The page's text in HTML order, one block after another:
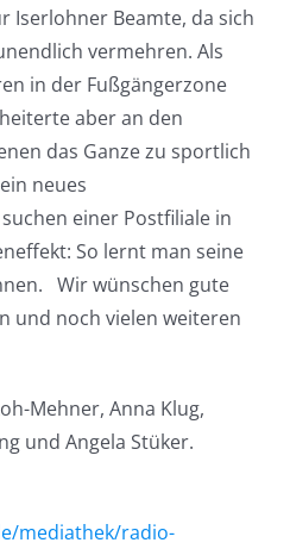
Iserlohner Beamte, da sich
vermehren. Als
in der Fußgängerzone
aber an den
das Ganze zu sportlich
neues
einer Postfiliale in
So lernt man seine
Wir wünschen gute
und noch vielen weiteren
Mehner, Anna Klug,
und Angela Stüker.
mediathek/radio-